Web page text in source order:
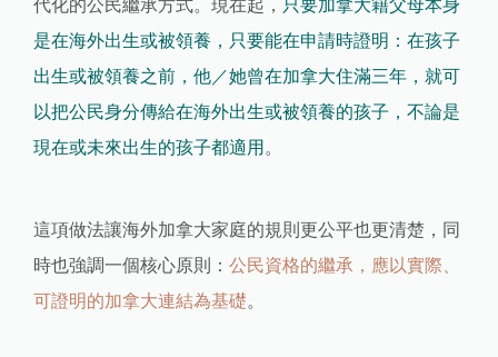
代化的公民繼承方式。現在起， 只要加拿大籍父母本身
是在海外出生或被領養，只要能在申請時證明：在孩子
出生或被領養之前，他／她曾在加拿大住滿三年，就可
以把公民身分傳給在海外出生或被領養的孩子，不論是
現在或未來出生的孩子都適用 。
這項做法讓海外加拿大家庭的規則更公平也更清楚，同
時也強調一個核心原則：公民資格的繼承，應以實際、
可證明的加拿大連結為基礎。